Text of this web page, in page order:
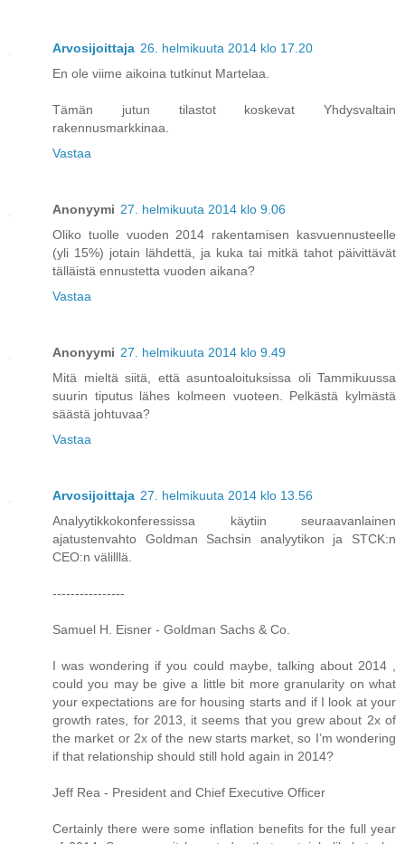
Arvosijoittaja 26. helmikuuta 2014 klo 17.20
En ole viime aikoina tutkinut Martelaa.
Tämän jutun tilastot koskevat Yhdysvaltain
rakennusmarkkinaa.
Vastaa
Anonyymi 27. helmikuuta 2014 klo 9.06
Oliko tuolle vuoden 2014 rakentamisen kasvuennusteelle
(yli 15%) jotain lähdettä, ja kuka tai mitkä tahot päivittävät
tälläistä ennustetta vuoden aikana?
Vastaa
Anonyymi 27. helmikuuta 2014 klo 9.49
Mitä mieltä siitä, että asuntoaloituksissa oli Tammikuussa
suurin tiputus lähes kolmeen vuoteen. Pelkästä kylmästä
säästä johtuvaa?
Vastaa
Arvosijoittaja 27. helmikuuta 2014 klo 13.56
Analyytikkokonferessissa käytiin seuraavanlainen
ajatustenvahto Goldman Sachsin analyytikon ja STCK:n
CEO:n välilllä.
----------------
Samuel H. Eisner - Goldman Sachs & Co.
I was wondering if you could maybe, talking about 2014 ,
could you may be give a little bit more granularity on what
your expectations are for housing starts and if I look at your
growth rates, for 2013, it seems that you grew about 2x of
the market or 2x of the new starts market, so I’m wondering
if that relationship should still hold again in 2014?
Jeff Rea - President and Chief Executive Officer
Certainly there were some inflation benefits for the full year